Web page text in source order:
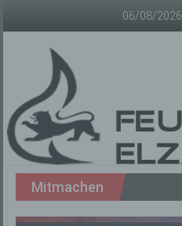
06/08/2026
Freiwillige
Feuerwehr
Mitmachen